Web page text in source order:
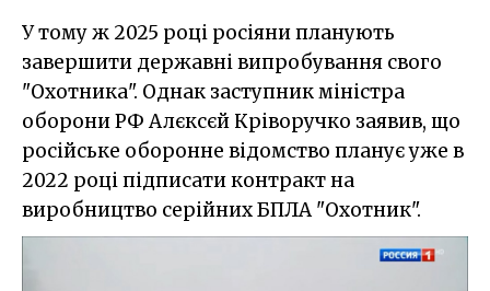
У тому ж 2025 році росіяни планують
завершити державні випробування свого
"Охотника". Однак заступник міністра
оборони РФ Алєксєй Кріворучко заявив, що
російське оборонне відомство планує уже в
2022 році підписати контракт на
виробництво серійних БПЛА "Охотник".